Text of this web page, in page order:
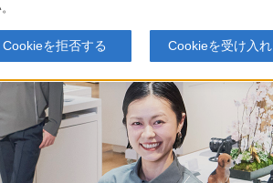
Cookieを拒否する Cookieを受け入れ